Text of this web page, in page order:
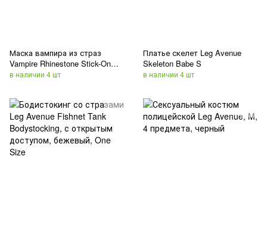
Маска вампира из страз
Vampire Rhinestone Stick-On
Jewels Leg Avenue
в наличии 4 шт
Платье скелет Leg Avenue
Skeleton Babe S
в наличии 4 шт